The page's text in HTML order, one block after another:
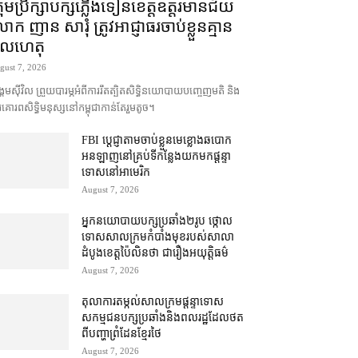
មប្រឹក្សា​បក្ស​ភ្លើងទៀន​ខេត្ត​ឧត្ដរមានជ័យ
ក ញាន សារុំ ត្រូវ​អាជ្ញាធរ​ចាប់ខ្លួន​គ្មាន​
ហេតុ
7, 2026
ម​ស៊ីវិល ព្រួយបារម្ភ​អំពី​ការ​រឹតត្បិត​សិទ្ធិ​នយោបាយ​បញ្ចេញមតិ និង​
គោរព​សិទ្ធិមនុស្ស​នៅ​កម្ពុជា​កាន់តែ​រួម​តូច។
FBI ប្ដេជ្ញា​តាម​ចាប់ខ្លួន​មេខ្លោង​ឆបោក​
អនឡាញ​នៅ​គ្រប់​ទីកន្លែង​យក​មក​ផ្ដន្ទា
ទោស​នៅ​អាមេរិក
August 7, 2026
អ្នកនយោបាយ​បក្ស​ប្រឆាំង​២​រូប ថ្កោល
ទោស​សាលក្រម​កំបាំងមុខ​របស់​សាលា
ដំបូង​ខេត្ត​ប៉ៃលិន​ថា ជា​រឿង​អយុត្តិធម៌
August 7, 2026
តុលាការ​តម្កល់​សាលក្រម​ផ្ដន្ទាទោស​
សកម្មជន​បក្ស​ប្រឆាំង​និង​ពលរដ្ឋ​ដែល​ថត​
ពី​បញ្ហា​ព្រំដែន​ខ្មែរ​ថៃ
August 7, 2026